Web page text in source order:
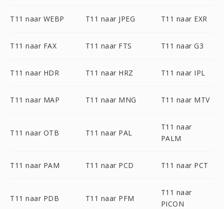
T11 naar WEBP T11 naar JPEG T11 naar EXR
T11 naar FAX T11 naar FTS T11 naar G3
T11 naar HDR T11 naar HRZ T11 naar IPL
T11 naar MAP T11 naar MNG T11 naar MTV
T11 naar OTB T11 naar PAL
T11 naar
PALM
T11 naar PAM T11 naar PCD T11 naar PCT
T11 naar PDB T11 naar PFM
T11 naar
PICON